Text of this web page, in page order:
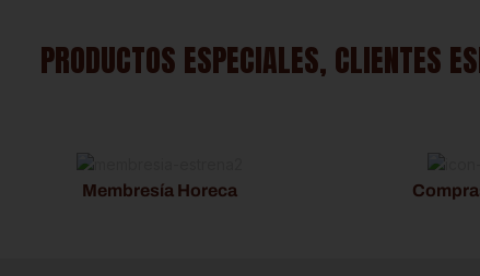
PRODUCTOS ESPECIALES, CLIENTES
Membresía Horeca